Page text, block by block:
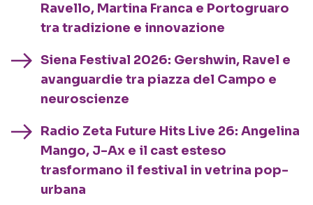
Ravello, Martina Franca e Portogruaro
tra tradizione e innovazione
Siena Festival 2026: Gershwin, Ravel e
avanguardie tra piazza del Campo e
neuroscienze
Radio Zeta Future Hits Live 26: Angelina
Mango, J-Ax e il cast esteso
trasformano il festival in vetrina pop-
urbana